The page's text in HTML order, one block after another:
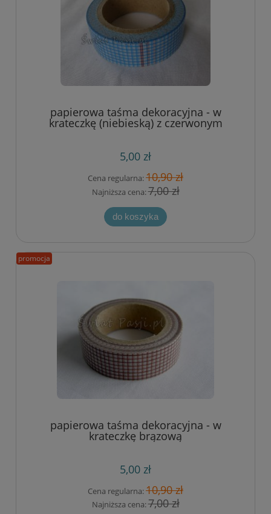
papierowa taśma dekoracyjna - w
krateczkę (niebieską) z czerwonym
paskiem
5,00 zł
Cena regularna:10,90 zł
Najniższa cena:7,00 zł
do koszyka
papierowa taśma dekoracyjna - w
krateczkę brązową
5,00 zł
Cena regularna:10,90 zł
Najniższa cena:7,00 zł
promocja